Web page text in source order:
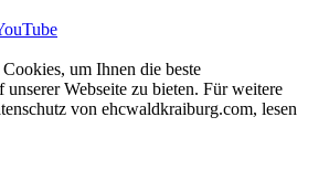
um Ihnen die beste
Webseite zu bieten. Für weitere
von ehcwaldkraiburg.com, lesen